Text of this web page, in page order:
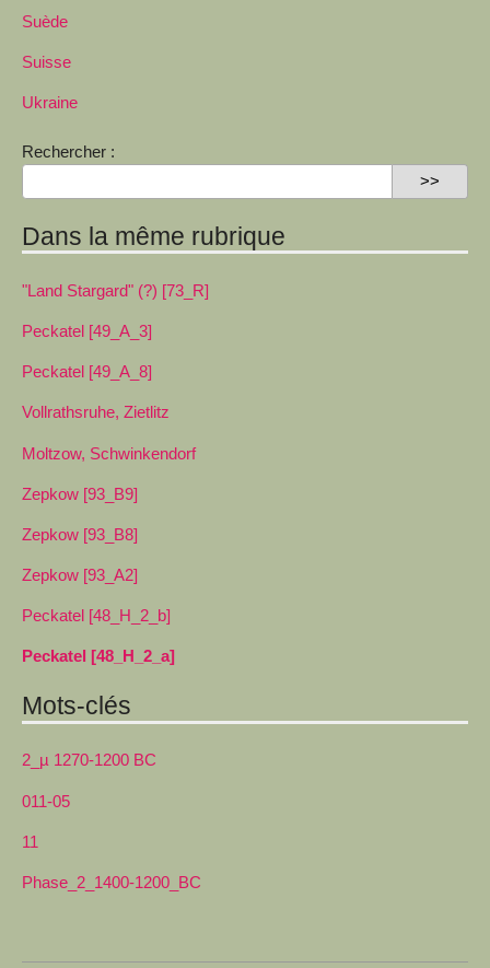
Suède
Suisse
Ukraine
Rechercher :
Dans la même rubrique
"Land Stargard" (?) [73_R]
Peckatel [49_A_3]
Peckatel [49_A_8]
Vollrathsruhe, Zietlitz
Moltzow, Schwinkendorf
Zepkow [93_B9]
Zepkow [93_B8]
Zepkow [93_A2]
Peckatel [48_H_2_b]
Peckatel [48_H_2_a]
Mots-clés
2_µ 1270-1200 BC
011-05
11
Phase_2_1400-1200_BC